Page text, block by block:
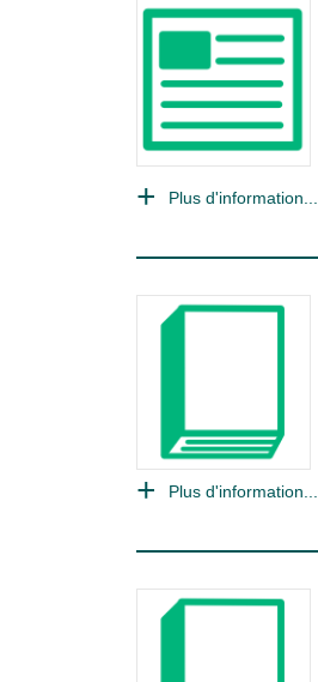
Plus d'information...
Plus d'information...